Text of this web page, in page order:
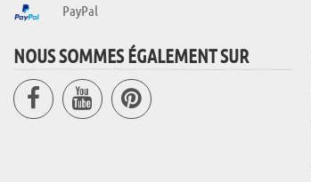
PayPal
NOUS SOMMES ÉGALEMENT SUR